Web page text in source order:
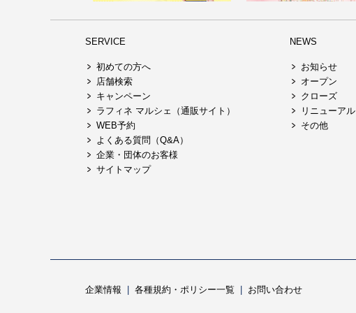
SERVICE
初めての方へ
店舗検索
キャンペーン
ラフィネ マルシェ（通販サイト）
WEB予約
よくある質問（Q&A）
企業・団体のお客様
サイトマップ
NEWS
お知らせ
オープン
クローズ
リニューアル
その他
企業情報 各種規約・ポリシー一覧 お問い合わせ